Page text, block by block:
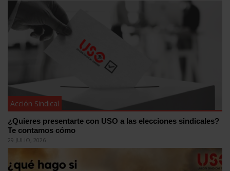
Acción Sindical
¿Quieres presentarte con USO a las elecciones sindicales?
Te contamos cómo
29 JULIO, 2026